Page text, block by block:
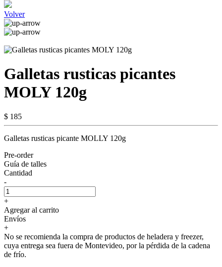
Volver
Galletas rusticas picantes
MOLY 120g
$ 185
Galletas rusticas picante MOLLY 120g
Pre-order
Guía de talles
Cantidad
-
+
Agregar al carrito
Envíos
+
No se recomienda la compra de productos de heladera y freezer,
cuya entrega sea fuera de Montevideo, por la pérdida de la cadena
de frío.